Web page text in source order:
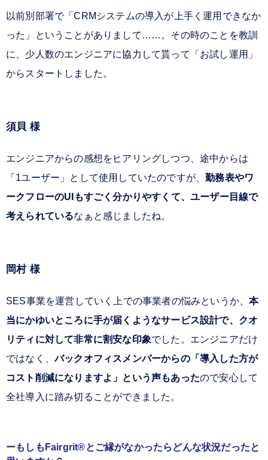
以前別部署で「CRMシステムの導入が上手く運用できなか
った」ということがありまして……。その時のことを教訓
に、少人数のエンジニアに協力して貰って「お試し運用」
からスタートしました。
須貝 様
エンジニアからの感想をヒアリングしつつ、途中からは
「1ユーザー」として使用していたのですが、勤務表やワ
ークフローのUIもすごく分かりやすくて、ユーザー目線で
考えられているなぁと感じましたね。
岡村 様
SES事業を運営していく上での事業者の悩みというか、本
当にかゆいところに手が届くようなサービス設計で、クオ
リティに対して非常に割安な印象でした。エンジニアだけ
ではなく、バックオフィスメンバーからの「導入した方が
コスト削減になりますよ」という声もあったので安心して
全社導入に踏み切ることができました。
もしもFairgrit®とご縁がなかったらどんな状況だったと